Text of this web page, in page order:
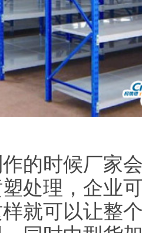
的时候厂家
处理，企业
就可以让整